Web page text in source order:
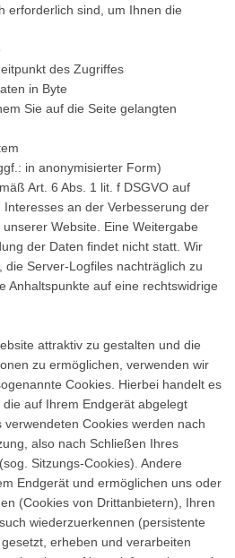
erforderlich sind, um Ihnen die
des Zugriffes
in Byte
Sie auf die Seite gelangten
in anonymisierter Form)
Art. 6 Abs. 1 lit. f DSGVO auf
an der Verbesserung der
Website. Eine Weitergabe
der Daten findet nicht statt. Wir
die Server-Logfiles nachträglich zu
Anhaltspunkte auf eine rechtswidrige
attraktiv zu gestalten und die
zu ermöglichen, verwenden wir
Cookies. Hierbei handelt es
auf Ihrem Endgerät abgelegt
Cookies werden nach
also nach Schließen Ihres
Sitzungs-Cookies). Andere
Endgerät und ermöglichen uns oder
(Cookies von Drittanbietern), Ihren
wiederzuerkennen (persistente
erheben und verarbeiten